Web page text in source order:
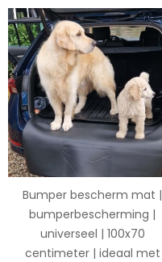
Bumper bescherm mat |
bumperbescherming |
universeel | 100x70
centimeter | ideaal met